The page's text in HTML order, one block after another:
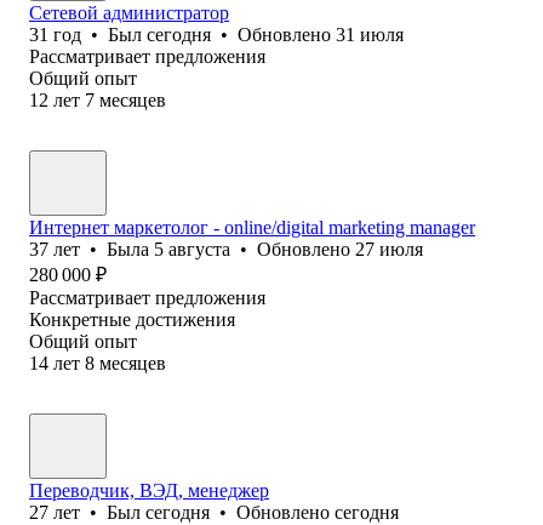
Сетевой администратор
31 год • Был сегодня • Обновлено 31 июля
Рассматривает предложения
Общий опыт
12 лет 7 месяцев
Интернет маркетолог - online/digital marketing manager
37 лет • Была 5 августа • Обновлено 27 июля
280 000 ₽
Рассматривает предложения
Конкретные достижения
Общий опыт
14 лет 8 месяцев
Переводчик, ВЭД, менеджер
27 лет • Был сегодня • Обновлено сегодня